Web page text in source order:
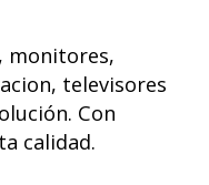
monitores,
televisores
Con
calidad.